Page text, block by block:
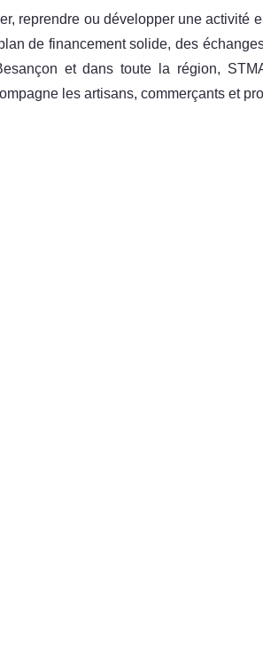
reprendre ou développer une activité
de financement solide, des
et dans toute la région,
les artisans, commerçants et